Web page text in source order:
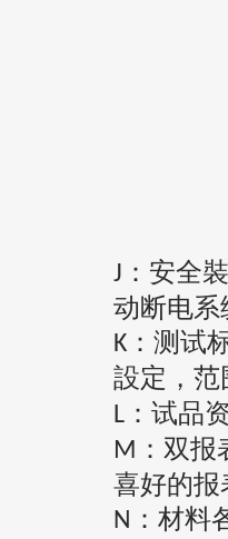
J ：安全
动断电系
K ：测试
設定，范
L ：试品
M ：双
喜好的报
N ：材料